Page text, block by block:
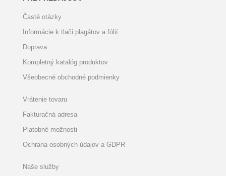
Časté otázky
Informácie k tlači plagátov a fólií
Doprava
Kompletný katalóg produktov
Všeobecné obchodné podmienky
Vrátenie tovaru
Fakturačná adresa
Platobné možnosti
Ochrana osobných údajov a GDPR
Naše služby